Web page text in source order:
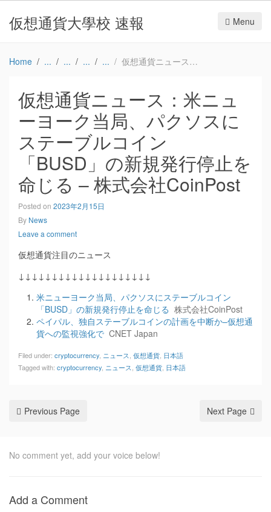
仮想通貨大學校 速報 Menu
Home 仮想通貨ニュース：米ニューヨーク当局、パクソスにステーブルコイン「BUSD」の新規発行停止を命じる – 株式会社CoinPost
仮想通貨ニュース：米ニュ
ーヨーク当局、パクソスに
ステーブルコイン
「BUSD」の新規発行停止を
命じる – 株式会社CoinPost
Posted on 2023年2月15日
By News
Leave a comment
仮想通貨注目のニュース
↓↓↓↓↓↓↓↓↓↓↓↓↓↓↓↓↓↓↓↓
米ニューヨーク当局、パクソスにステーブルコイン
「BUSD」の新規発行停止を命じる 株式会社CoinPost
ペイパル、独自ステーブルコインの計画を中断か–仮想通
貨への監視強化で CNET Japan
Filed under: cryptocurrency ニュース 仮想通貨 日本語
Tagged with: cryptocurrency ニュース 仮想通貨 日本語
Previous Page Next Page
No comment yet, add your voice below!
Add a Comment